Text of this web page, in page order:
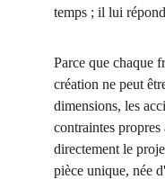
temps ; il lui
Parce que chaque
création ne peut
dimensions, les
contraintes
directement le
pièce unique, née